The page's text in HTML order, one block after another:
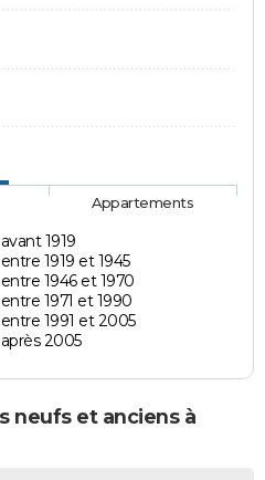
1919
1919 et 1945
1946 et 1970
1971 et 1990
1991 et 2005
2005
Appartements
neufs et anciens à